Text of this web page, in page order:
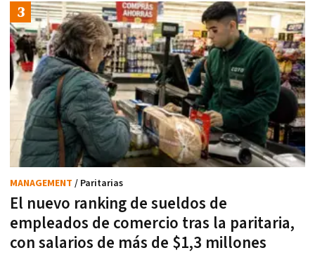
El nuevo ranking de sueldos de
empleados de comercio tras la paritaria,
con salarios de más de $1,3 millones
MANAGEMENT / Paritarias